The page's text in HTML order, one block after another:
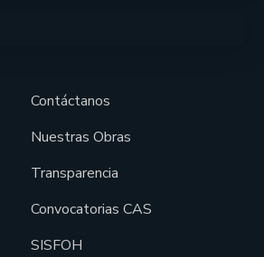
Contáctanos
Nuestras Obras
Transparencia
Convocatorias CAS
SISFOH